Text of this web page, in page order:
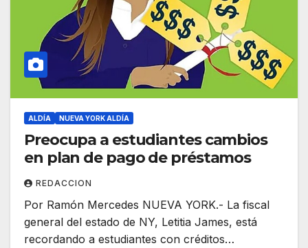
ALDÍA NUEVA YORK ALDÍA
Preocupa a estudiantes cambios
en plan de pago de préstamos
REDACCION
Por Ramón Mercedes NUEVA YORK.- La fiscal
general del estado de NY, Letitia James, está
recordando a estudiantes con créditos…